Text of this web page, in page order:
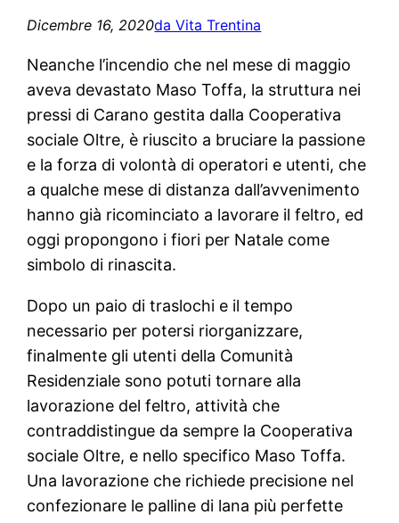
Dicembre 16, 2020da Vita Trentina
Neanche l’incendio che nel mese di maggio
aveva devastato Maso Toffa, la struttura nei
pressi di Carano gestita dalla Cooperativa
sociale Oltre, è riuscito a bruciare la passione
e la forza di volontà di operatori e utenti, che
a qualche mese di distanza dall’avvenimento
hanno già ricominciato a lavorare il feltro, ed
oggi propongono i fiori per Natale come
simbolo di rinascita.
Dopo un paio di traslochi e il tempo
necessario per potersi riorganizzare,
finalmente gli utenti della Comunità
Residenziale sono potuti tornare alla
lavorazione del feltro, attività che
contraddistingue da sempre la Cooperativa
sociale Oltre, e nello specifico Maso Toffa.
Una lavorazione che richiede precisione nel
confezionare le palline di lana più perfette